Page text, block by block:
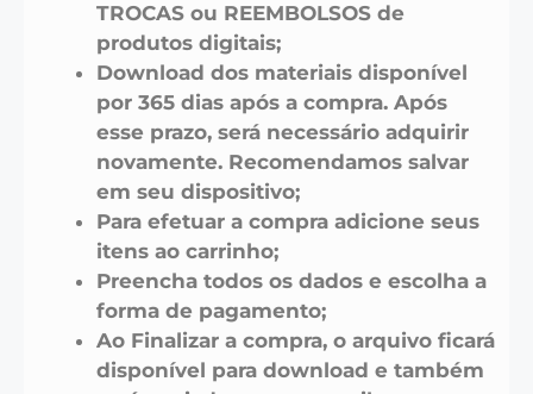
TROCAS ou REEMBOLSOS de
produtos digitais;
Download dos materiais disponível
por 365 dias após a compra. Após
esse prazo, será necessário adquirir
novamente. Recomendamos salvar
em seu dispositivo;
Para efetuar a compra adicione seus
itens ao carrinho;
Preencha todos os dados e escolha a
forma de pagamento;
Ao Finalizar a compra, o arquivo ficará
disponível para download e também